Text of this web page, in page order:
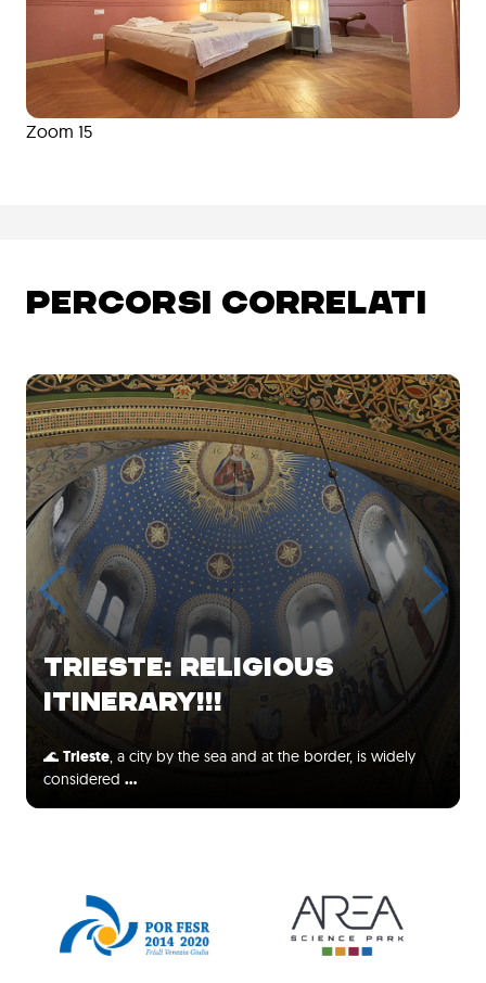
Zoom 15
PERCORSI CORRELATI
TRIESTE: RELIGIOUS
ITINERARY!!!
🌊 Trieste, a city by the sea and at the border, is widely
considered …